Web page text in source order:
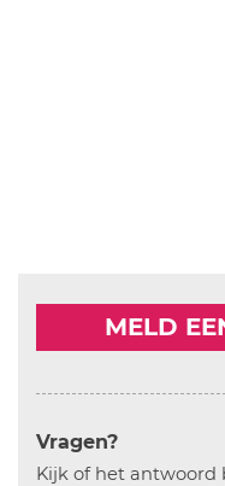
MELD
Vragen?
Kijk of het antwoord